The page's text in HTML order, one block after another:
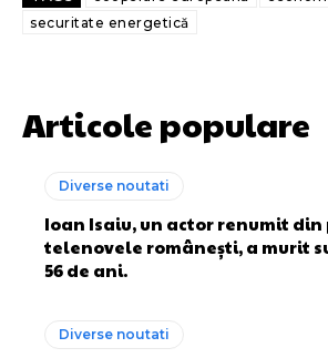
securitate energetică
Articole populare
Diverse noutati
Ioan Isaiu, un actor renumit
telenovele românești, a murit
56 de ani.
Diverse noutati